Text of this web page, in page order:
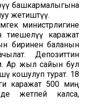
башкармалыгына
жетиштүү.
министрлигине
тиешелүү каражат
биринен баланын
Депозиттин
Ар жыл сайын бул
кошулуп турат. 18
каражат 500 миң
жетпей калса,